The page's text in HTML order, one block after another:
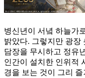
병신년이 서녘 하늘가
밝았다. 그렇지만 광장
담장을 무시하고 정유
인간이 설치한 인위적
경을 보는 것이 그리